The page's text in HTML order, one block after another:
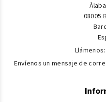
08005
Llámenos:
Envíenos un mensaje de